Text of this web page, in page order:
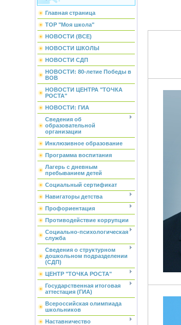
Главная страница
ТОР "Моя школа"
НОВОСТИ (ВСЕ)
НОВОСТИ ШКОЛЫ
НОВОСТИ СДП
НОВОСТИ: 80-летие Победы в
ВОВ
НОВОСТИ ЦЕНТРА "ТОЧКА
РОСТА"
НОВОСТИ: ГИА
Сведения об
образовательной
организации
Инклюзивное образование
Программа воспитания
Лагерь с дневным
пребыванием детей
Социальный сертификат
Навигаторы детства
Профориентация
Противодействие коррупции
Социально-психологическая
служба
Сведения о структурном
дошкольном подразделении
(СДП)
ЦЕНТР "ТОЧКА РОСТА"
Государственная итоговая
аттестация (ГИА)
Всероссийская олимпиада
школьников
Наставничество